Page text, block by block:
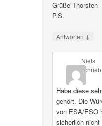
Grüße Thorsten
P.S.
Antworten ↓
Niels
schrieb
Habe diese
gehört. Die
von ESA/ESO
sicherlich nicht